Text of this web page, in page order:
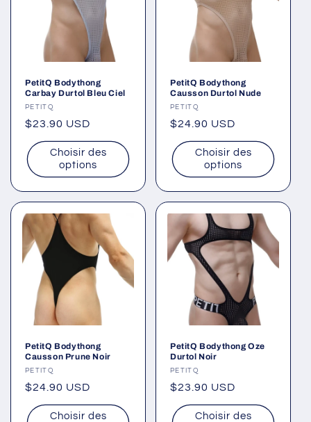
PetitQ Bodythong
Carbay Durtol Bleu Ciel
Fournisseur :
PETITQ
Prix
habituel
$23.90 USD
Choisir des
options
PetitQ Bodythong
Causson Durtol Nude
Fournisseur :
PETITQ
Prix
habituel
$24.90 USD
Choisir des
options
PetitQ Bodythong
Causson Prune Noir
Fournisseur :
PETITQ
Prix
habituel
$24.90 USD
Choisir des
PetitQ Bodythong Oze
Durtol Noir
Fournisseur :
PETITQ
Prix
habituel
$23.90 USD
Choisir des